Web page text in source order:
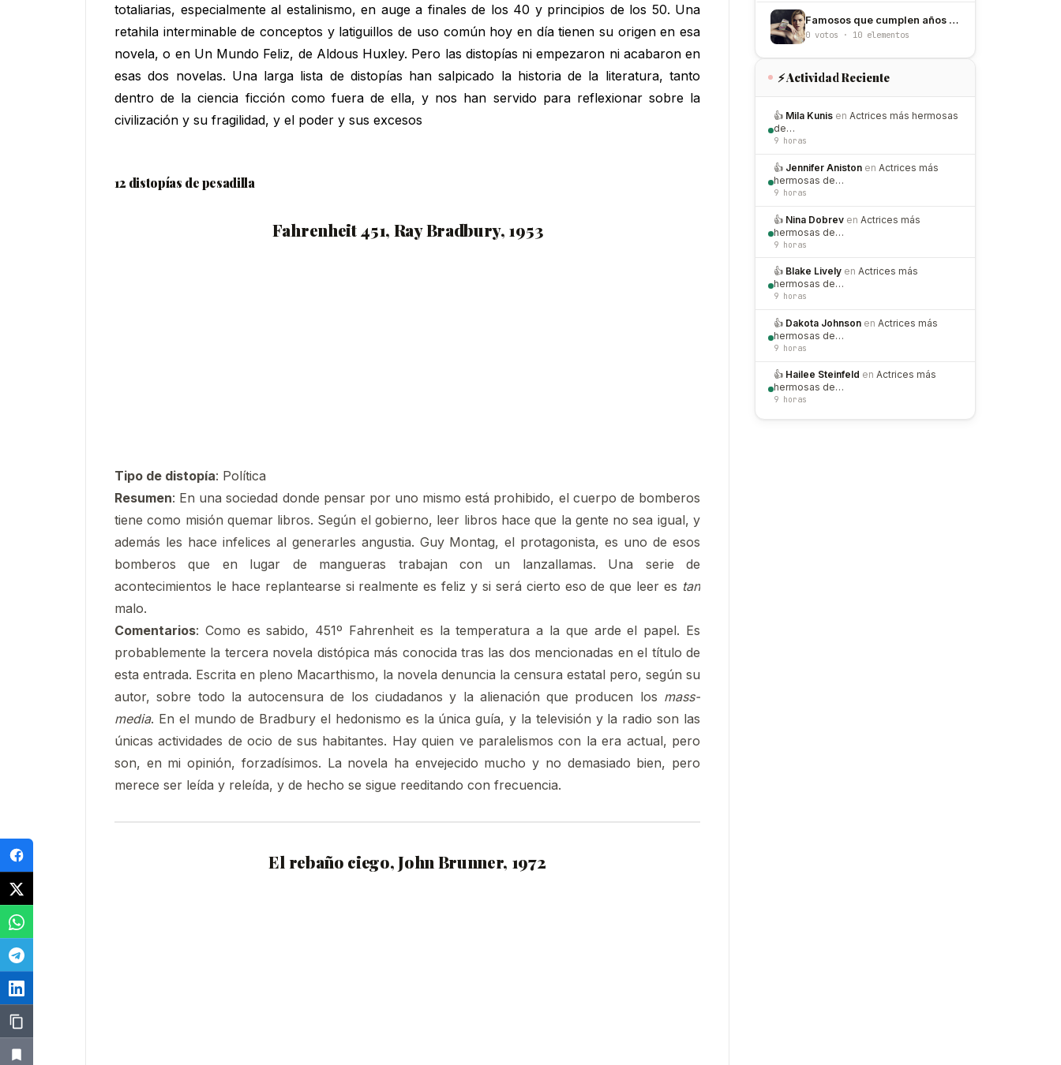
totaliarias, especialmente al estalinismo, en auge a finales de los 40 y principios de los 50. Una
retahila interminable de conceptos y latiguillos de uso común hoy en día tienen su origen en esa
novela, o en Un Mundo Feliz, de Aldous Huxley. Pero las distopías ni empezaron ni acabaron en
esas dos novelas. Una larga lista de distopías han salpicado la historia de la literatura, tanto
dentro de la ciencia ficción como fuera de ella, y nos han servido para reflexionar sobre la
civilización y su fragilidad, y el poder y sus excesos
12 distopías de pesadilla
Fahrenheit 451, Ray Bradbury, 1953
Tipo de distopía: Política
Resumen: En una sociedad donde pensar por uno mismo está prohibido, el cuerpo de bomberos
tiene como misión quemar libros. Según el gobierno, leer libros hace que la gente no sea igual, y
además les hace infelices al generarles angustia. Guy Montag, el protagonista, es uno de esos
bomberos que en lugar de mangueras trabajan con un lanzallamas. Una serie de
acontecimientos le hace replantearse si realmente es feliz y si será cierto eso de que leer es tan
malo.
Comentarios: Como es sabido, 451º Fahrenheit es la temperatura a la que arde el papel. Es
probablemente la tercera novela distópica más conocida tras las dos mencionadas en el título de
esta entrada. Escrita en pleno Macarthismo, la novela denuncia la censura estatal pero, según su
autor, sobre todo la autocensura de los ciudadanos y la alienación que producen los mass-
media. En el mundo de Bradbury el hedonismo es la única guía, y la televisión y la radio son las
únicas actividades de ocio de sus habitantes. Hay quien ve paralelismos con la era actual, pero
son, en mi opinión, forzadísimos. La novela ha envejecido mucho y no demasiado bien, pero
merece ser leída y releída, y de hecho se sigue reeditando con frecuencia.
El rebaño ciego, John Brunner, 1972
Famosos que cumplen años el 17 de mayo
0 votos · 10 elementos
⚡ Actividad Reciente
👍 Mila Kunis en Actrices más hermosas
de…
9 horas
👍 Jennifer Aniston en Actrices más
hermosas de…
9 horas
👍 Nina Dobrev en Actrices más
hermosas de…
9 horas
👍 Blake Lively en Actrices más
hermosas de…
9 horas
👍 Dakota Johnson en Actrices más
hermosas de…
9 horas
👍 Hailee Steinfeld en Actrices más
hermosas de…
9 horas